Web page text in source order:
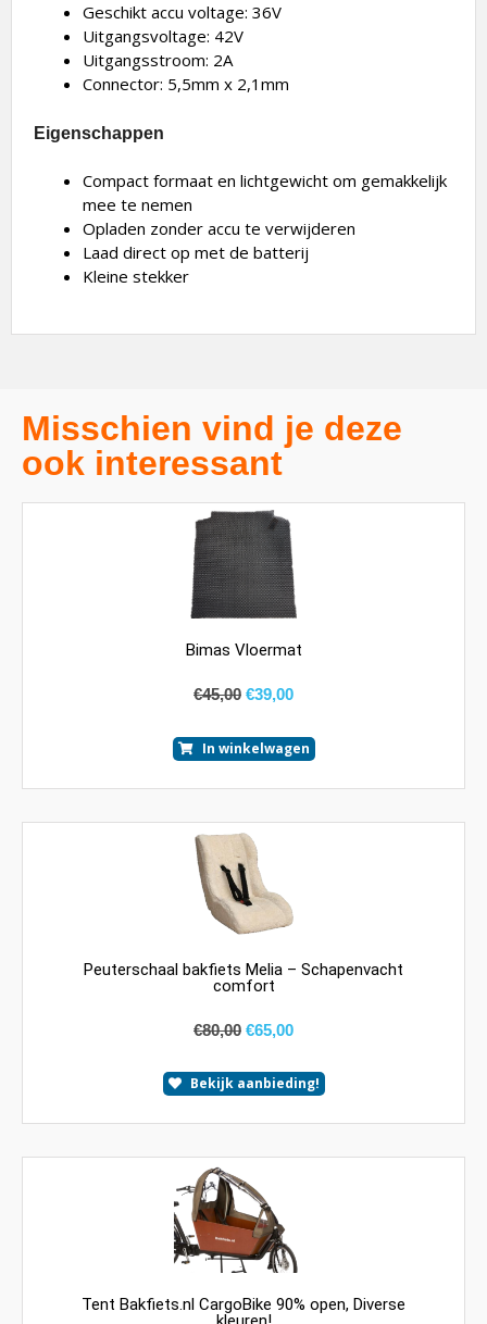
Geschikt accu voltage: 36V
Uitgangsvoltage: 42V
Uitgangsstroom: 2A
Connector: 5,5mm x 2,1mm
Eigenschappen
Compact formaat en lichtgewicht om gemakkelijk
mee te nemen
Opladen zonder accu te verwijderen
Laad direct op met de batterij
Kleine stekker
Misschien vind je deze
ook interessant
Bimas Vloermat
€45,00 €39,00
In winkelwagen
Peuterschaal bakfiets Melia – Schapenvacht
comfort
€80,00 €65,00
Bekijk aanbieding!
Tent Bakfiets.nl CargoBike 90% open, Diverse